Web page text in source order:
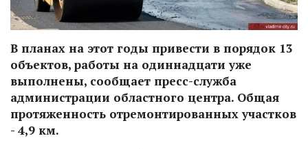
В планах на этот годы привести в порядок 13
объектов, работы на одиннадцати уже
выполнены, сообщает пресс-служба
администрации областного центра. Общая
протяженность отремонтированных участков
- 4,9 км.